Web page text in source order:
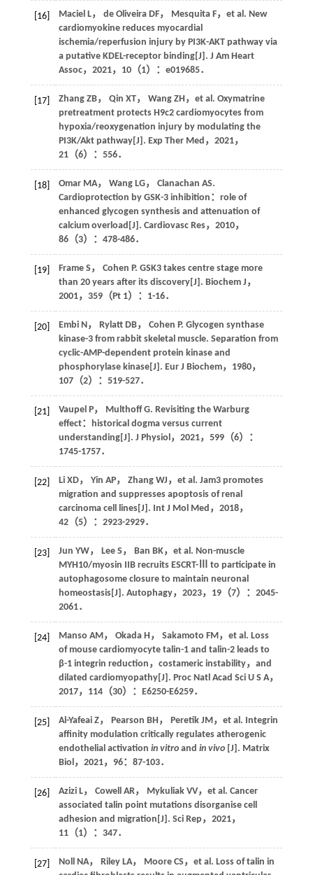
[16] Maciel L， de Oliveira DF， Mesquita F， et al . New
cardiomyokine reduces myocardial
ischemia/reperfusion injury by PI3K-AKT pathway via
a putative KDEL-receptor binding[J]. J Am Heart
Assoc， 2021， 10（1）：e019685．
[17] Zhang ZB， Qin XT， Wang ZH ， et al . Oxymatrine
pretreatment protects H9c2 cardiomyocytes from
hypoxia/reoxygenation injury by modulating the
PI3K/Akt pathway[J]. Exp Ther Med ， 2021，
21（6）：556．
[18] Omar MA， Wang LG， Clanachan AS.
Cardioprotection by GSK-3 inhibition：role of
enhanced glycogen synthesis and attenuation of
calcium overload[J]. Cardiovasc Res， 2010，
86（3）：478-486．
[19] Frame S ， Cohen P. GSK3 takes centre stage more
than 20 years after its discovery[J]. Biochem J ，
2001， 359（Pt 1）：1-16．
[20] Embi N ， Rylatt DB， Cohen P. Glycogen synthase
kinase-3 from rabbit skeletal muscle. Separation from
cyclic-AMP-dependent protein kinase and
phosphorylase kinase[J]. Eur J Biochem， 1980，
107（2）：519-527．
[21] Vaupel P， Multhoff G. Revisiting the Warburg
effect：historical dogma versus current
understanding[J]. J Physiol ， 2021， 599（6）：
1745-1757．
[22] Li XD， Yin AP， Zhang WJ ， et al . Jam3 promotes
migration and suppresses apoptosis of renal
carcinoma cell lines[J]. Int J Mol Med ， 2018，
42（5）：2923-2929．
[23] Jun YW， Lee S ， Ban BK， et al . Non-muscle
MYH10/myosin IIB recruits ESCRT-Ⅲ to participate in
autophagosome closure to maintain neuronal
homeostasis[J]. Autophagy， 2023， 19（7）：2045-
2061．
[24] Manso AM ， Okada H ， Sakamoto FM ， et al . Loss
of mouse cardiomyocyte talin-1 and talin-2 leads to
β-1 integrin reduction，costameric instability，and
dilated cardiomyopathy[J]. Proc Natl Acad Sci U S A，
2017， 114（30）：E6250-E6259．
[25] Al-Yafeai Z， Pearson BH ， Peretik JM ， et al . Integrin
affinity modulation critically regulates atherogenic
endothelial activation in vitroand in vivo[J]. Matrix
Biol ， 2021， 96：87-103．
[26] Azizi L， Cowell AR， Mykuliak VV， et al . Cancer
associated talin point mutations disorganise cell
adhesion and migration[J]. Sci Rep ， 2021，
11（1）：347．
[27] Noll NA， Riley LA， Moore CS ， et al . Loss of talin in